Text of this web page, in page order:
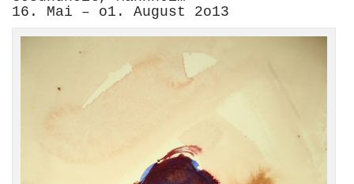
16. Mai – o1. August 2o13